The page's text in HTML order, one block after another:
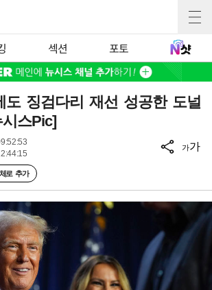
섹션 포토
도 징검다리 재선 성공한 도널
스Pic]
로 추가
가가